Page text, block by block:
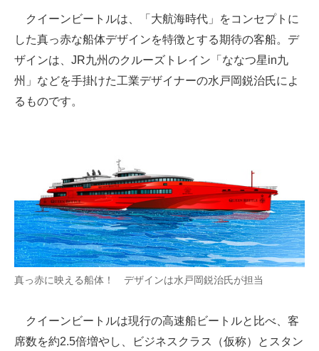
IT製品の技術・比較・事例
製造業のIT導入・活用を支援
エネルギーの専門メディア
建設×テクノロジーの最前線
ちょっと気になるネットの話題
クイーンビートルは、「大航海時代」をコンセプトに
した真っ赤な船体デザインを特徴とする期待の客船。デ
ザインは、JR九州のクルーズトレイン「ななつ星in九
州」などを手掛けた工業デザイナーの水戸岡鋭治氏によ
るものです。
真っ赤に映える船体！ デザインは水戸岡鋭治氏が担当
クイーンビートルは現行の高速船ビートルと比べ、客
席数を約2.5倍増やし、ビジネスクラス（仮称）とスタン